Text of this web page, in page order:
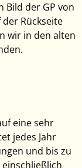
Bild der GP von
Rückseite
wir in den alten
eine sehr
jedes Jahr
und bis zu